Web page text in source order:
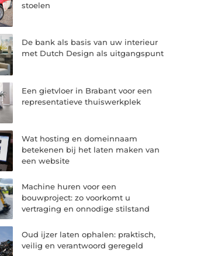
stoelen
De bank als basis van uw interieur
met Dutch Design als uitgangspunt
Een gietvloer in Brabant voor een
representatieve thuiswerkplek
Wat hosting en domeinnaam
betekenen bij het laten maken van
een website
Machine huren voor een
bouwproject: zo voorkomt u
vertraging en onnodige stilstand
Oud ijzer laten ophalen: praktisch,
veilig en verantwoord geregeld